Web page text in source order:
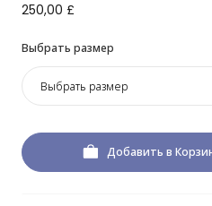
250,00 £
Выбрать размер
Выбрать размер
Добавить в